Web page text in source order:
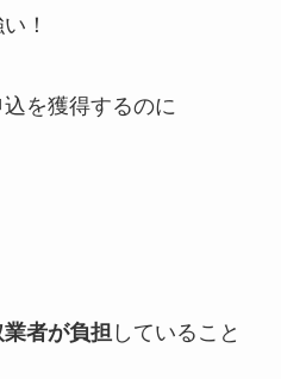
！
を獲得するのに
者が負担していること